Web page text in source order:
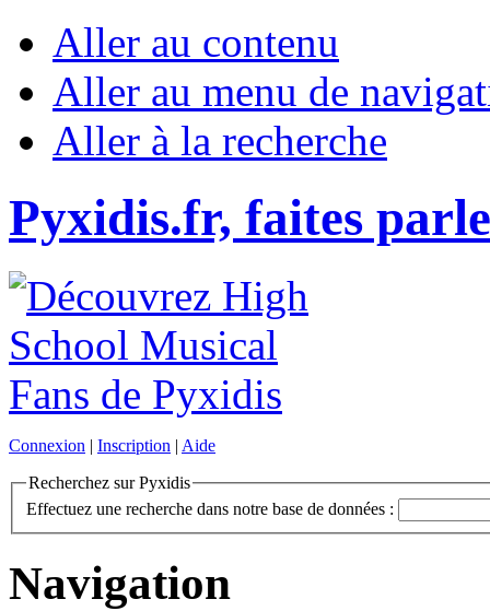
Aller au contenu
Aller au menu de
Aller à la recherche
Pyxidis.fr, faites
Connexion | Inscription | Aide
Recherchez sur Pyxidis
Effectuez une recherche dans notre base de données :
Navigation